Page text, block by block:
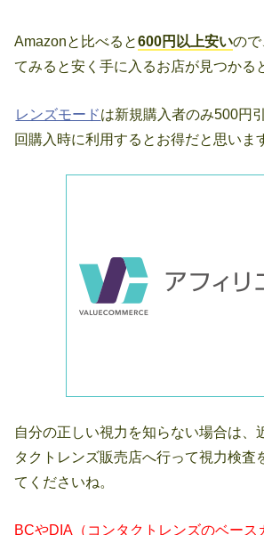
Amazonと比べると600円以上安いの
てみると安く手に入るお店が見つかる
レンズモードは新規購入者のみ500円
回購入時に利用するとお得だと思いま
自分の正しい視力を知らない場合は、
タクトレンズ販売店へ行って視力検査
てくださいね。
BCやDIA（コンタクトレンズのベース